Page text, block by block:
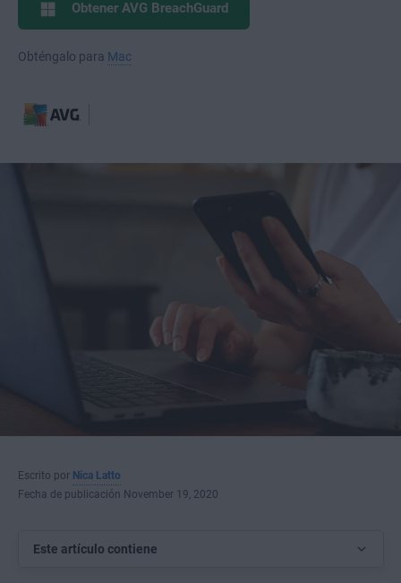
Obtener AVG BreachGuard
Obténgalo para Mac
Escrito por Nica Latto
Fecha de publicación November 19, 2020
Este artículo contiene